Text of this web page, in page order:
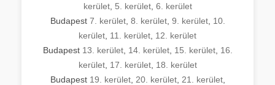
kerület, 5. kerület, 6. kerület
Budapest 7. kerület, 8. kerület, 9. kerület, 10.
kerület 11. kerület 12. kerület
Budapest 13. kerület, 14. kerület, 15. kerület, 16.
kerület, 17. kerület, 18. kerület
Budapest 19. kerület, 20. kerület, 21. kerület,